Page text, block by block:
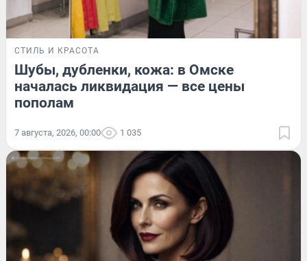
СТИЛЬ И КРАСОТА
Шубы, дубленки, кожа: в Омске
началась ликвидация — все цены
пополам
7 августа, 2026, 00:00 1 035